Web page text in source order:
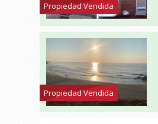
Propiedad Vendida
Propiedad Vendida